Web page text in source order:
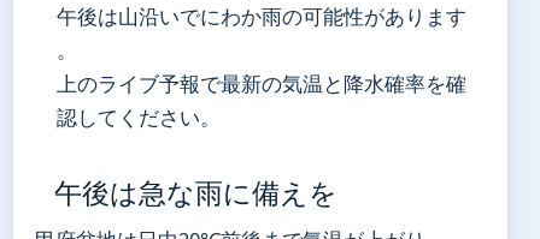
午後は山沿いでにわか雨の可能性があります
。
上のライブ予報で最新の気温と降水確率を確
認してください。
午後は急な雨に備えを